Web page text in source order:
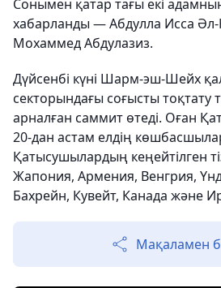
Сонымен қатар тағы екі
хабарланды — Абдулла Исса
Мохаммед Абдулазиз.
Дүйсенбі күні Шарм-эш-Шейх
секторындағы соғысты
арналған саммит өтеді. Оған
20-дан астам елдің
Қатысушылардың кеңейтілген
Жапония, Армения, Венгрия,
Бахрейн, Кувейт, Канада және
Мақаламен